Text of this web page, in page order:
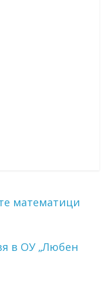
математици
в ОУ „Любен